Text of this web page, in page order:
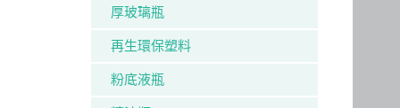
厚玻璃瓶
再生環保塑料
粉底液瓶